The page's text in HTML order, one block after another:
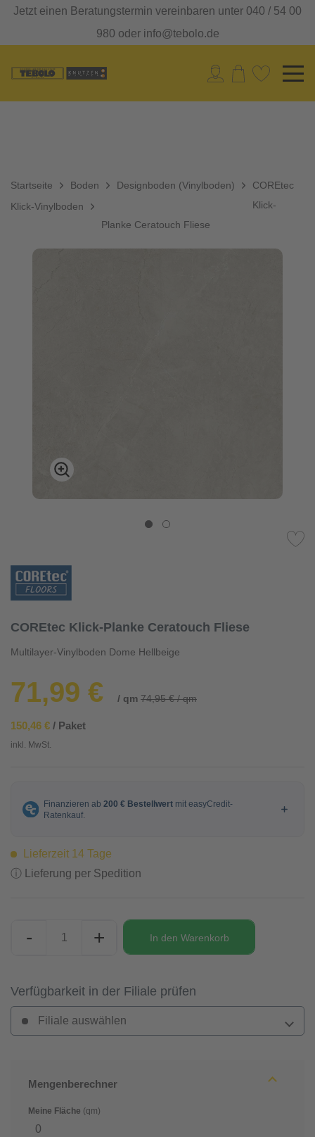
Jetzt einen Beratungstermin vereinbaren unter 040 / 54 00
980 oder info@tebolo.de
Startseite Boden
Designboden (Vinylboden)
Klick-Vinylboden
COREtec
Klick-
Planke Ceratouch Fliese
COREtec Klick-Planke Ceratouch Fliese
Multilayer-Vinylboden Dome Hellbeige
71,99 € / qm 74,95 € / qm
150,46 € / Paket
inkl. MwSt.
Lieferzeit 14 Tage
ⓘ Lieferung per Spedition
- + In den Warenkorb
Verfügbarkeit in der Filiale prüfen
Filiale auswählen
Mengenberechner
Meine Fläche (qm)